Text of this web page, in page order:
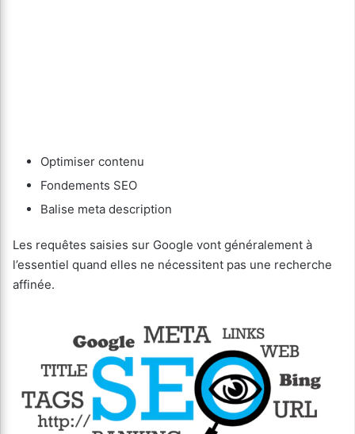
Optimiser contenu
Fondements SEO
Balise meta description
Les requêtes saisies sur Google vont généralement à
l’essentiel quand elles ne nécessitent pas une recherche
affinée.